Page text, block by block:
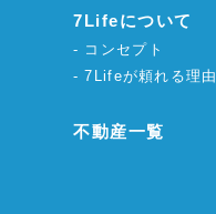
7Lifeについて
コンセプト
7Lifeが頼れる理由
不動産一覧